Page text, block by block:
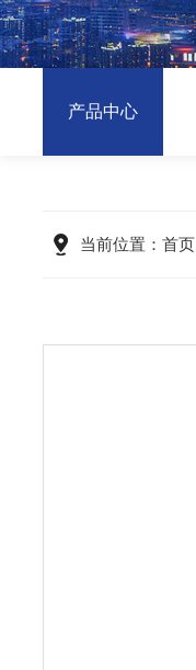
产品中心
当前位置： 首页